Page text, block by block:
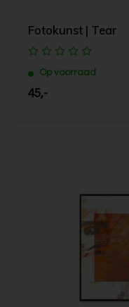
Fotokunst | Tear
Op voorraad
45,-